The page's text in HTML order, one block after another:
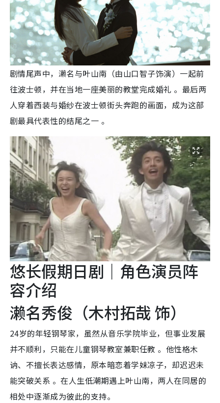
剧情尾声中，濑名与叶山南（由山口智子饰演）一起前
往波士顿，并在当地一座美丽的教堂完成婚礼 。最后两
人穿着西装与婚纱在波士顿街头奔跑的画面，成为这部
剧最具代表性的结尾之一 。
悠长假期日剧｜角色演员阵
容介绍
濑名秀俊（木村拓哉 饰）
24岁的年轻钢琴家，虽然从音乐学院毕业，但事业发展
并不顺利，只能在儿童钢琴教室兼职任教 。他性格木
讷、不擅长表达感情，原本暗恋着学妹凉子，却迟迟未
能突破关系 。在人生低潮期遇上叶山南，两人在同居的
相处中逐渐成为彼此的支持。